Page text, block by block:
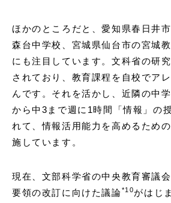
ほかのところだと、愛知県春日井
森台中学校、宮城県仙台市の宮城
にも注目しています。文科省の研
されており、教育課程を自校でア
んです。それを活かし、近隣の中
から中3まで週に1時間「情報」の
れて、情報活用能力を高めるため
施しています。
現在、文部科学省の中央教育審議
要領の改訂に向けた議論*10がはじ